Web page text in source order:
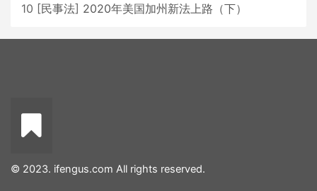
10 [民事法] 2020年美国加州新法上路（下）
© 2023. ifengus.com All rights reserved.